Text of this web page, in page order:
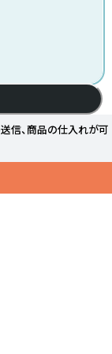
信、商品の仕入れが可